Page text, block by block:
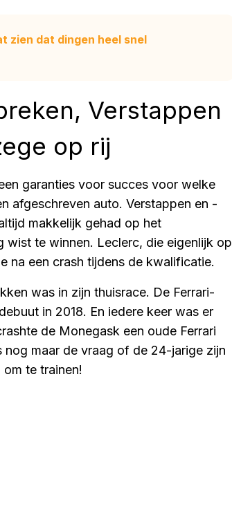
zien dat dingen heel snel
Verstappen
op rij
garanties voor succes voor welke
afgeschreven auto. Verstappen en -
makkelijk gehad op het
wist te winnen. Leclerc, die eigenlijk op
na een crash tijdens de kwalificatie.
was in zijn thuisrace. De Ferrari-
in 2018. En iedere keer was er
de Monegask een oude Ferrari
nog maar de vraag of de 24-jarige zijn
te trainen!